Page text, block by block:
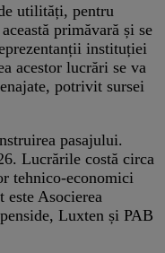
utilități, pentru
primăvară și se
instituției
acestor lucrări se va
potrivit sursei
pasajului.
Lucrările costă circa
tehnico-economici
este Asocierea
Luxten și PAB